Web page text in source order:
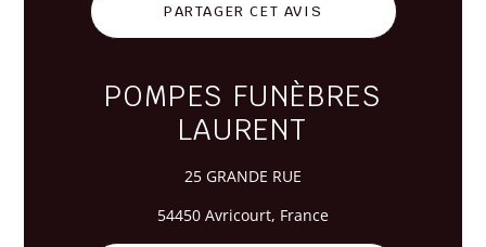
PARTAGER CET AVIS
POMPES FUNÈBRES
LAURENT
25 GRANDE RUE
54450 Avricourt, France